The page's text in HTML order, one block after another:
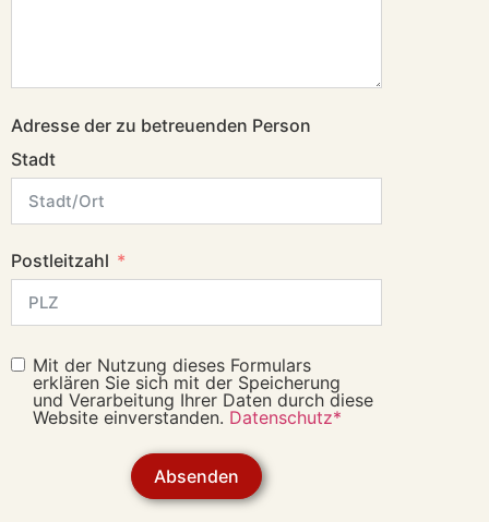
Adresse der zu betreuenden Person
Stadt
Postleitzahl
Mit der Nutzung dieses Formulars
erklären Sie sich mit der Speicherung
und Verarbeitung Ihrer Daten durch diese
Website einverstanden. Datenschutz*
Absenden